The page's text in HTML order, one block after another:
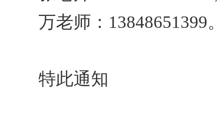
万老师：13848651399
特此通知